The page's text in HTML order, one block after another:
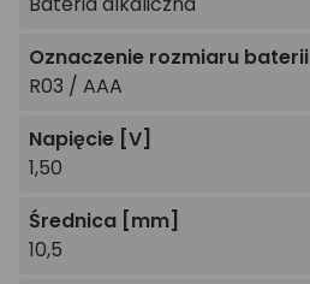
Oznaczenie rozmiaru baterii
R03 / AAA
Napięcie [V]
1,50
Średnica [mm]
10,5